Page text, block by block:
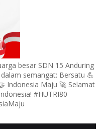
besar SDN 15 Anduring
semangat: Bersatu 💪
Indonesia Maju 🚀 Selamat
#HUTRI80